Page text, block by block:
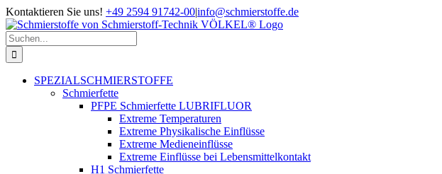
Zum
Inhalt
springen
Kontaktieren Sie uns! +49 2594 91742-00|info@schmierstoffe.de
Suche
nach:
SPEZIALSCHMIERSTOFFE
Schmierfette
PFPE Schmierfette LUBRIFLUOR
Extreme Temperaturen
Extreme Physikalische Einflüsse
Extreme Medieneinflüsse
Extreme Einflüsse bei Lebensmittelkontakt
H1 Schmierfette